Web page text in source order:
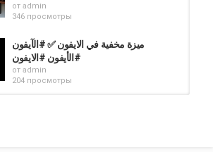
от admin
346 просмотры
ميزة مخفية في الايفون ✅ #الآيفون
#الأيفون #الايفون
от admin
204 просмотры